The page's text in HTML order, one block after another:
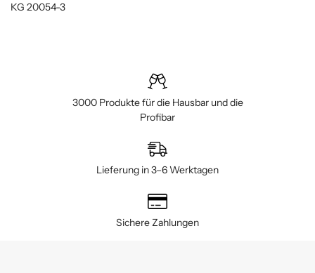
KG 20054-3
3000 Produkte für die Hausbar und die
Profibar
Lieferung in 3–6 Werktagen
Sichere Zahlungen